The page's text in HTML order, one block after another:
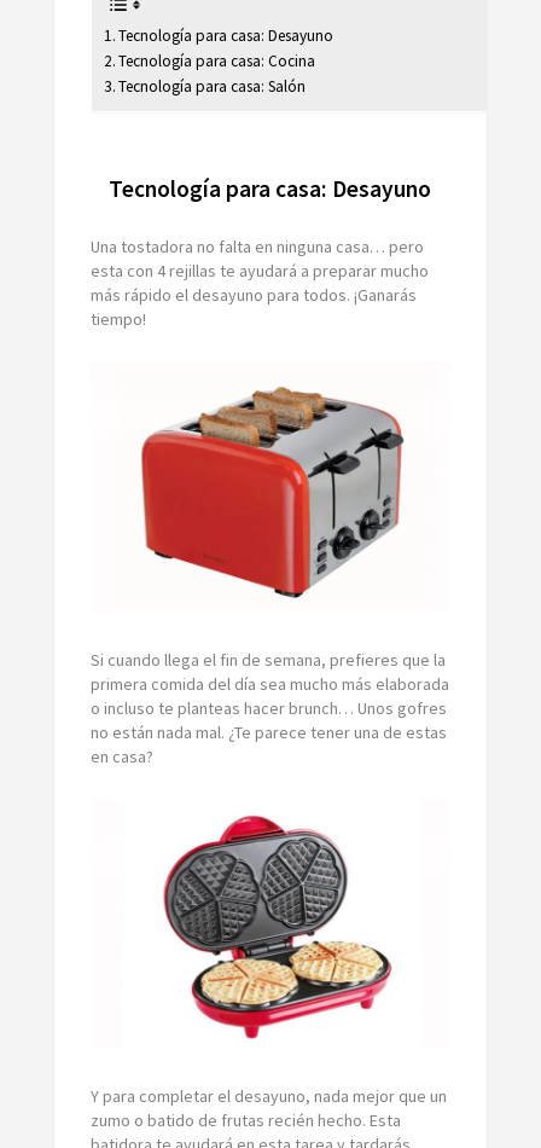
Tecnología para casa: Desayuno
Tecnología para casa: Cocina
Tecnología para casa: Salón
Tecnología para casa: Desayuno
Una tostadora no falta en ninguna casa… pero
esta con 4 rejillas te ayudará a preparar mucho
más rápido el desayuno para todos. ¡Ganarás
tiempo!
Si cuando llega el fin de semana, prefieres que la
primera comida del día sea mucho más elaborada
o incluso te planteas hacer brunch… Unos gofres
no están nada mal. ¿Te parece tener una de estas
en casa?
Y para completar el desayuno, nada mejor que un
zumo o batido de frutas recién hecho. Esta